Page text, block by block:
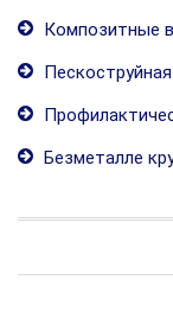
Композитные
Безметалле